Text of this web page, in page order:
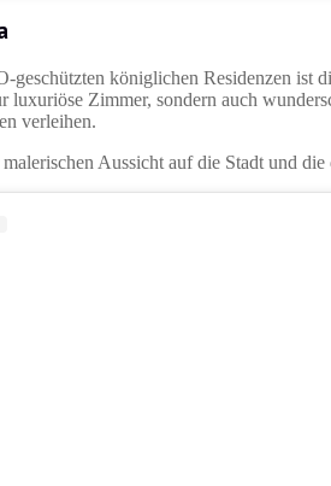
geschützten königlichen Residenzen ist
luxuriöse Zimmer, sondern auch
verleihen.
Aussicht auf die Stadt und